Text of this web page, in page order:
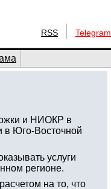
RSS Telegram
и НИОКР в
в Юго-Восточной
услуги
регионе.
на то, что